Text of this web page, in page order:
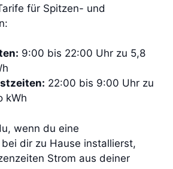
für Spitzen- und
9:00 bis 22:00 Uhr zu 5,8
22:00 bis 9:00 Uhr zu
kWh
wenn du eine
dir zu Hause installierst,
Strom aus deiner